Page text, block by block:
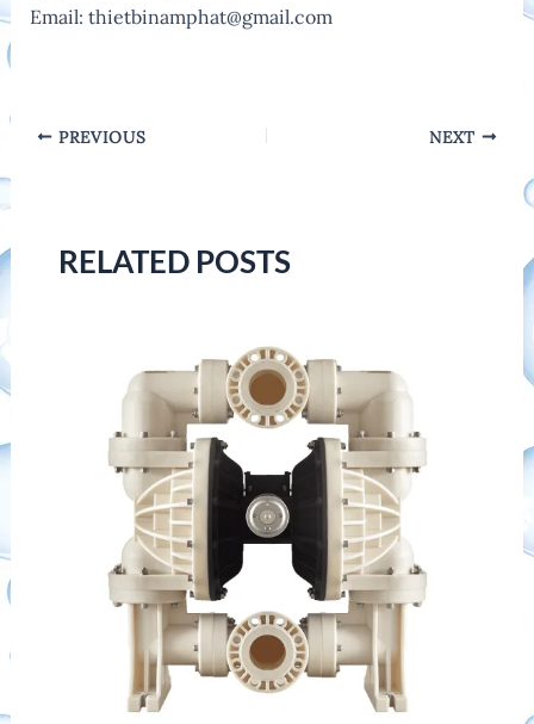
Email: thietbinamphat@gmail.com
Post PREVIOUS NEXT
RELATED POSTS